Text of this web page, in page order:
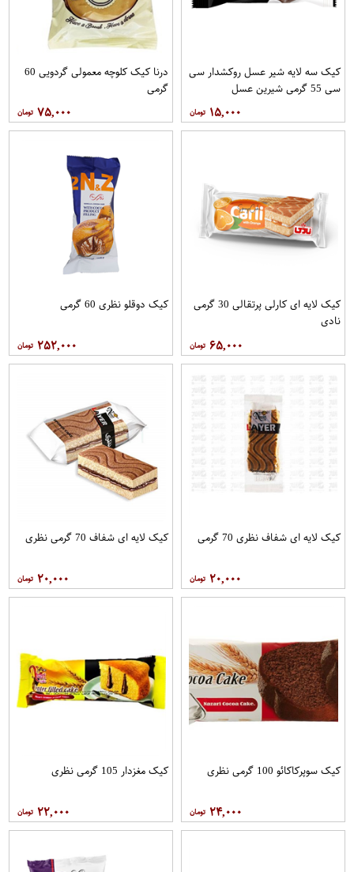
کیک سه لایه شیر عسل روکشدار سی
سی 55 گرمی شیرین عسل
۱۵,۰۰۰
درنا کیک کلوچه معمولی گردویی 60
گرمی
۷۵,۰۰۰
کیک لایه ای کارلی پرتقالی 30 گرمی
نادی
۶۵,۰۰۰
کیک دوقلو نظری 60 گرمی
۲۵۲,۰۰۰
کیک لایه ای شفاف نظری 70 گرمی
۲۰,۰۰۰
کیک لایه ای شفاف 70 گرمی نظری
۲۰,۰۰۰
کیک سوپرکاکائو 100 گرمی نظری
۲۴,۰۰۰
کیک مغزدار 105 گرمی نظری
۲۲,۰۰۰